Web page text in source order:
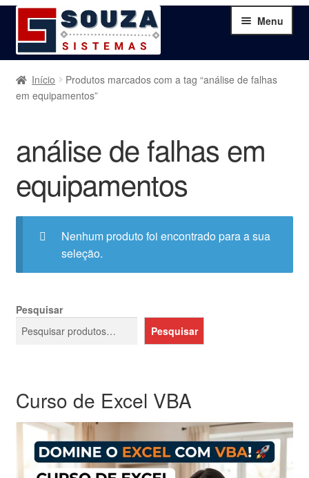
Pular
para
navegação
Pular
para
o
conteúdo
Menu
Home
Serviços
Produtos
Início
Produtos marcados com a tag “análise de falhas
em equipamentos”
análise de falhas em
equipamentos
Nenhum produto foi encontrado para a sua
seleção.
Pesquisar
Pesquisar
Curso de Excel VBA